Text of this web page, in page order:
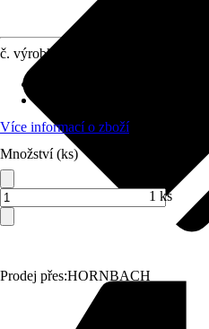
Prodej přes:HORNBACH
č. výrobku
Více informací o zboží
Množství (ks)
1 ks